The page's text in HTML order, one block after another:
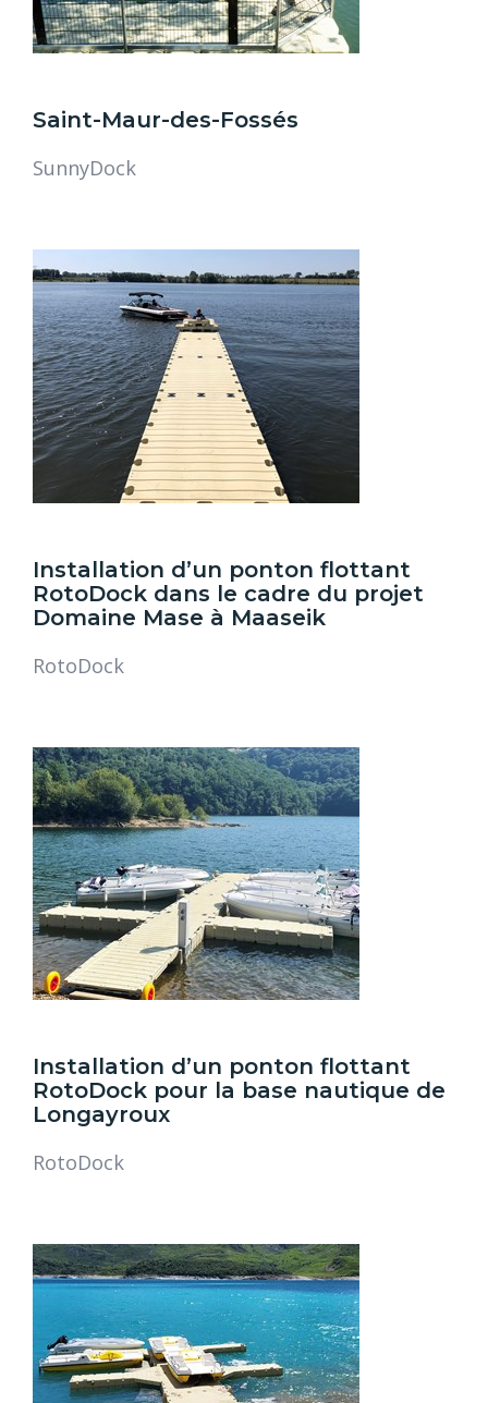
Saint-Maur-des-Fossés
SunnyDock
Installation d’un ponton flottant
RotoDock dans le cadre du projet
Domaine Mase à Maaseik
RotoDock
Installation d’un ponton flottant
RotoDock pour la base nautique de
Longayroux
RotoDock